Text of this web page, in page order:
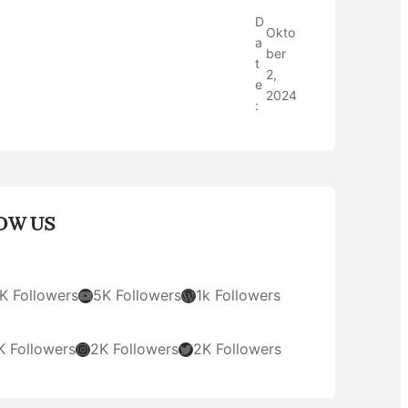
D
a
t
e
:
Okto
ber
2,
2024
US
FollowersYouTube 5K FollowersWordPress 1k Followers
FollowersInstagram2K FollowersTwitter 2K Followers